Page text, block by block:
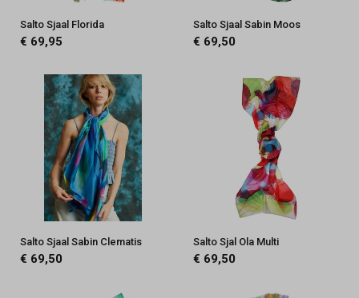
Salto Sjaal Florida
€ 69,95
Salto Sjaal Sabin Moos
€ 69,50
Salto Sjaal Sabin Clematis
€ 69,50
Salto Sjal Ola Multi
€ 69,50